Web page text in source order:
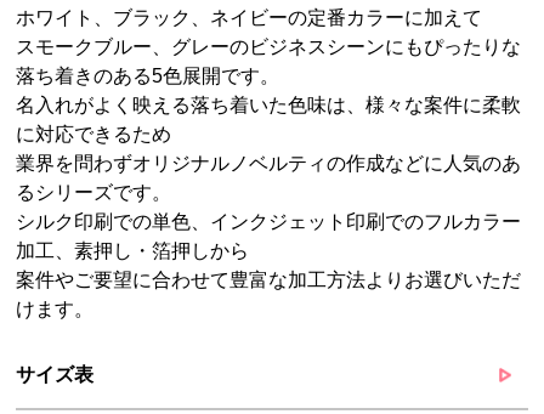
ホワイト、ブラック、ネイビーの定番カラーに加えて
スモークブルー、グレーのビジネスシーンにもぴったりな
落ち着きのある5色展開です。
名入れがよく映える落ち着いた色味は、様々な案件に柔軟
に対応できるため
業界を問わずオリジナルノベルティの作成などに人気のあ
るシリーズです。
シルク印刷での単色、インクジェット印刷でのフルカラー
加工、素押し・箔押しから
案件やご要望に合わせて豊富な加工方法よりお選びいただ
けます。
サイズ表